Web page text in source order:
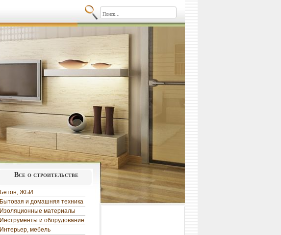
Все о строительстве
Бетон, ЖБИ
Бытовая и домашняя техника
Изоляционные материалы
Инструменты и оборудование
Интерьер, мебель